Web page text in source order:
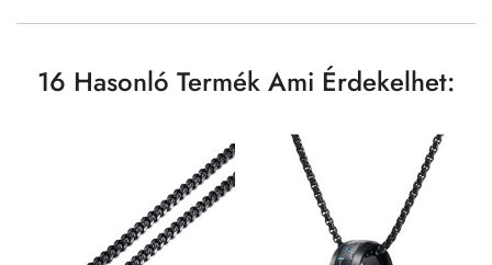
16 Hasonló Termék Ami Érdekelhet: